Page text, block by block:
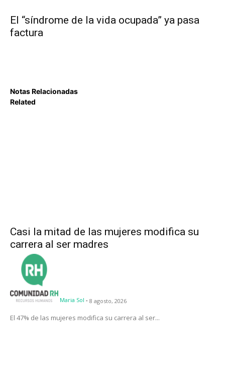
El “síndrome de la vida ocupada” ya pasa
factura
Notas Relacionadas
Related
Casi la mitad de las mujeres modifica su
carrera al ser madres
Maria Sol - 8 agosto, 2026
El 47% de las mujeres modifica su carrera al ser...